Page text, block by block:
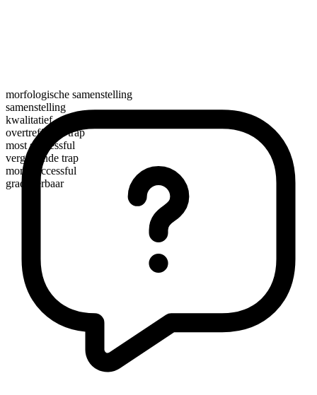
morfologische samenstelling
samenstelling
kwalitatief
overtreffende trap
most successful
vergrotende trap
more successful
gradueerbaar